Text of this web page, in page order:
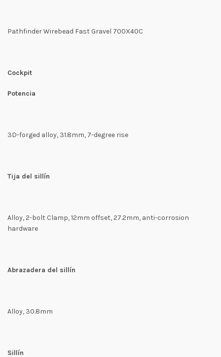
Pathfinder Wirebead Fast Gravel 700X40C
Cockpit
Potencia
3D-forged alloy, 31.8mm, 7-degree rise
Tija del sillín
Alloy, 2-bolt Clamp, 12mm offset, 27.2mm, anti-corrosion
hardware
Abrazadera del sillín
Alloy, 30.8mm
Sillín